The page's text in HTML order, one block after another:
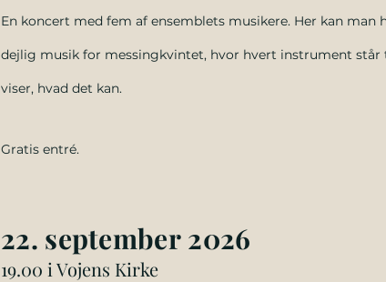
En koncert med fem af ensemblets musikere. Her kan man
dejlig musik for messingkvintet, hvor hvert instrument
viser, hvad det kan.
Gratis entré.
22. september2026
19.00 i Vojens Kirke